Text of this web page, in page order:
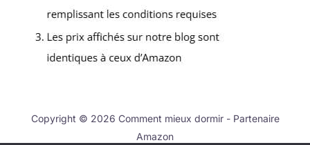
Copyright © 2026 Comment mieux dormir - Partenaire
Amazon